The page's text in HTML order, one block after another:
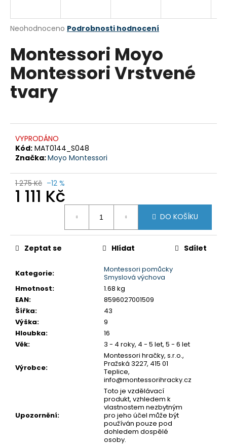
Průměrné
produktu
je
0,0
5
hvězdiček.
Neohodnoceno Podrobnosti hodnocení
Montessori Moyo
Montessori Vrstvené
tvary
VYPRODÁNO
Kód: MAT0144_S048
Značka:Moyo Montessori
1 275 Kč –12 %
1 111 Kč
DO KOŠÍKU
Kategorie:
Montessori pomůcky
Smyslová výchova
Hmotnost:
1.68 kg
EAN:
8596027001509
Šířka:
43
Výška:
9
Hloubka:
16
Věk: 3 - 4 roky, 4 - 5 let, 5 - 6 let
Výrobce:
Montessori hračky, s.r.o.,
Pražská 3227, 415 01
Teplice,
info@montessorihracky.cz
Upozornění:
Toto je vzdělávací
produkt, vzhledem k
vlastnostem nezbytným
pro jeho účel může být
používán pouze pod
dohledem dospělé
osoby.
Zeptat se Hlídat Sdílet
j
t
?
D
o
p
o
u
m
e
SENTOSPHERE
VYROB
SI
SÁM
BOMBY